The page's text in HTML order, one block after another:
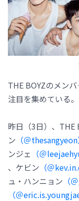
THE BOYZのメン
注目を集めている。
昨日（3日）、THE
ン （＠thesangyeon
ンジェ （＠
、ケビン （＠
ュ・ハンニョン （
（＠eric.is.youngjae